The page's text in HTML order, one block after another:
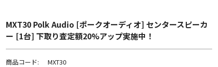
MXT30 Polk Audio [ポークオーディオ] センタースピーカ
ー [1台] 下取り査定額20%アップ実施中！
商品コード: MXT30